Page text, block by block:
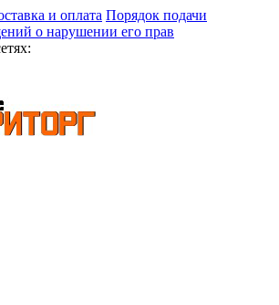
и оплата Порядок подачи
о нарушении его прав